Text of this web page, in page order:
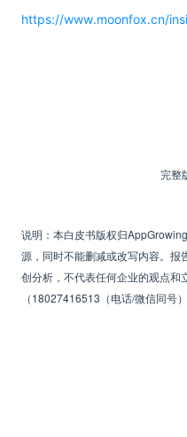
https://www.moonfox.cn/
完整
说明：本白皮书版权归AppGrowing
源，同时不能删减或改写内容。
创分析，不代表任何企业的观点和
（18027416513（电话/微信同号）